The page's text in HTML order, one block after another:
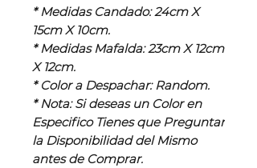
* Medidas Candado: 24cm X
15cm X 10cm.
* Medidas Mafalda: 23cm X 12cm
X 12cm.
* Color a Despachar: Random.
* Nota: Si deseas un Color en
Especifico Tienes que Preguntar
la Disponibilidad del Mismo
antes de Comprar.